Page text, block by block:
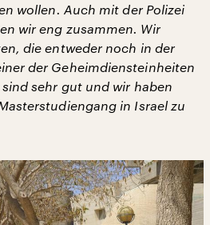
wollen. Auch mit der Polizei
wir eng zusammen. Wir
die entweder noch in der
der Geheimdiensteinheiten
sehr gut und wir haben
in Israel zu